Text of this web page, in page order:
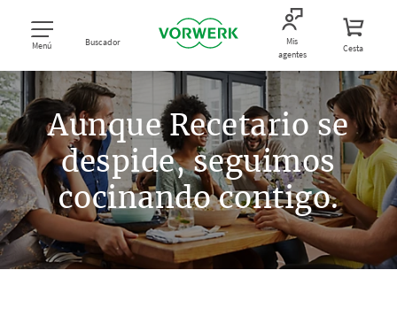
Menú Buscador
Mis
agentes
Cesta
Aunque Recetario se
despide, seguimos
cocinando contigo.